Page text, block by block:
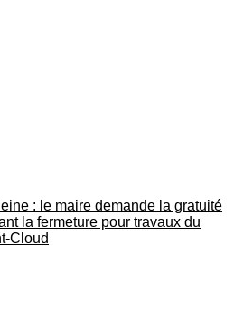
: le maire demande la gratuité
la fermeture pour travaux du
Cloud